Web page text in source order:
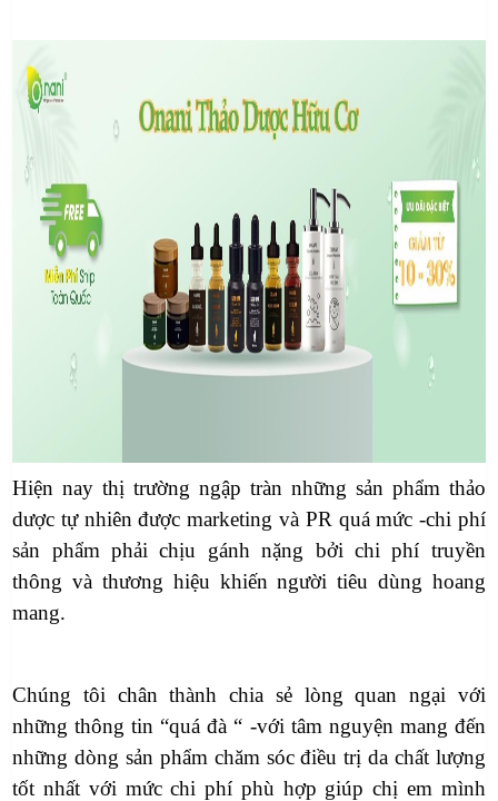
Hiện nay thị trường ngập tràn những sản phẩm thảo
dược tự nhiên được marketing và PR quá mức -chi phí
sản phẩm phải chịu gánh nặng bởi chi phí truyền
thông và thương hiệu khiến người tiêu dùng hoang
mang.
Chúng tôi chân thành chia sẻ lòng quan ngại với
những thông tin “quá đà “ -với tâm nguyện mang đến
những dòng sản phẩm chăm sóc điều trị da chất lượng
tốt nhất với mức chi phí phù hợp giúp chị em mình